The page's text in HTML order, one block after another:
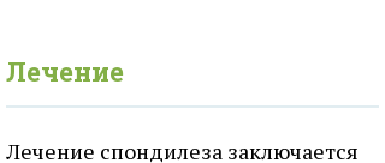
Лечение
Лечение спондилеза заключается